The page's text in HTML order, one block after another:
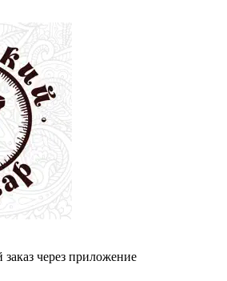
через приложение